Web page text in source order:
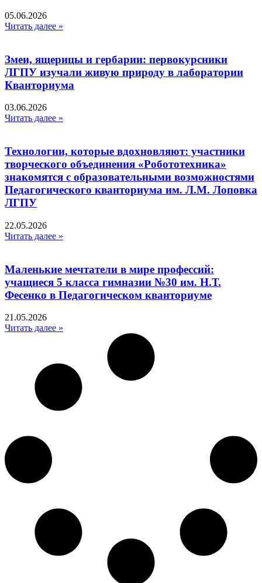
05.06.2026
Читать далее »
Змеи, ящерицы и гербарии: первокурсники
ЛГПУ изучали живую природу в лаборатории
Кванториума
03.06.2026
Читать далее »
Технологии, которые вдохновляют: участники
творческого объединения «Робототехника»
знакомятся с образовательными возможностями
Педагогического кванториума им. Л.М. Лоповка
ЛГПУ
22.05.2026
Читать далее »
Маленькие мечтатели в мире профессий:
учащиеся 5 класса гимназии №30 им. Н.Т.
Фесенко в Педагогическом кванториуме
21.05.2026
Читать далее »